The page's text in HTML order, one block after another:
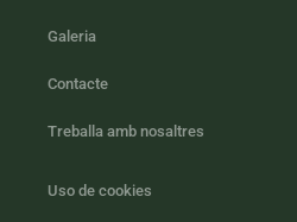
Galeria
Contacte
Treballa amb nosaltres
Uso de cookies